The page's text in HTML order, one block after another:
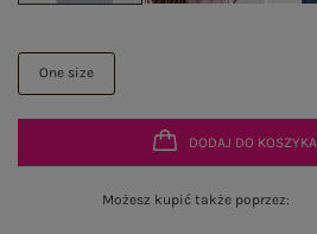
One size
DODAJ DO KOSZYKA
Możesz kupić także poprzez: